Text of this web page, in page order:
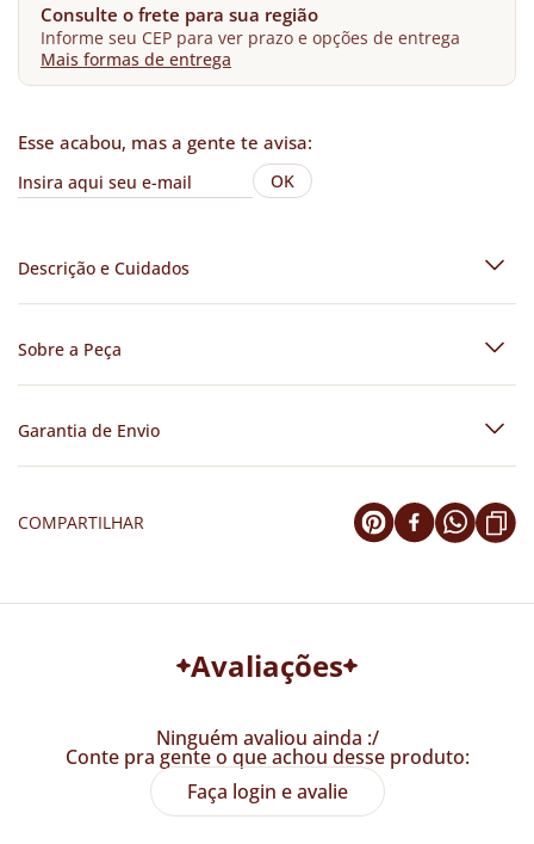
Consulte o frete para sua região
Informe seu CEP para ver prazo e opções de entrega
Mais formas de entrega
Esse acabou, mas a gente te avisa:
OK
Descrição e Cuidados
Sobre a Peça
Garantia de Envio
COMPARTILHAR
Avaliações
Ninguém avaliou ainda :/
Conte pra gente o que achou desse produto:
Faça login e avalie